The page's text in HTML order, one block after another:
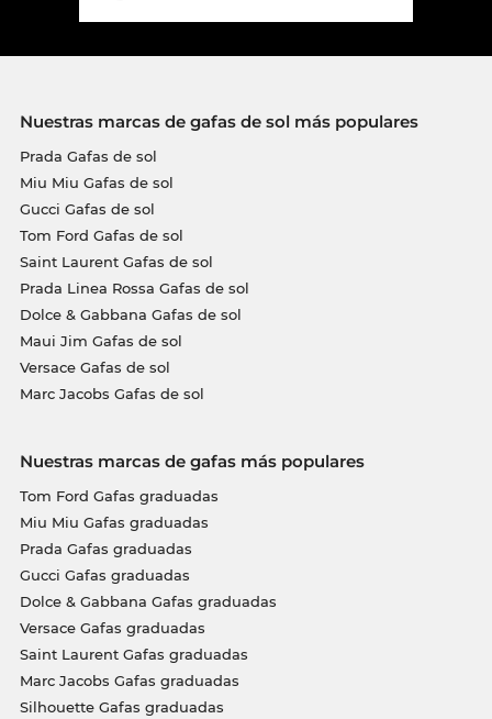
Nuestras marcas de gafas de sol más populares
Prada Gafas de sol
Miu Miu Gafas de sol
Gucci Gafas de sol
Tom Ford Gafas de sol
Saint Laurent Gafas de sol
Prada Linea Rossa Gafas de sol
Dolce & Gabbana Gafas de sol
Maui Jim Gafas de sol
Versace Gafas de sol
Marc Jacobs Gafas de sol
Nuestras marcas de gafas más populares
Tom Ford Gafas graduadas
Miu Miu Gafas graduadas
Prada Gafas graduadas
Gucci Gafas graduadas
Dolce & Gabbana Gafas graduadas
Versace Gafas graduadas
Saint Laurent Gafas graduadas
Marc Jacobs Gafas graduadas
Silhouette Gafas graduadas